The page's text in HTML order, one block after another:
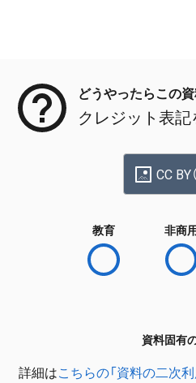
どうやったらこの
クレジット表
CC BY
教育 非商用
資料固有
詳細はこちらの「資料の二次利